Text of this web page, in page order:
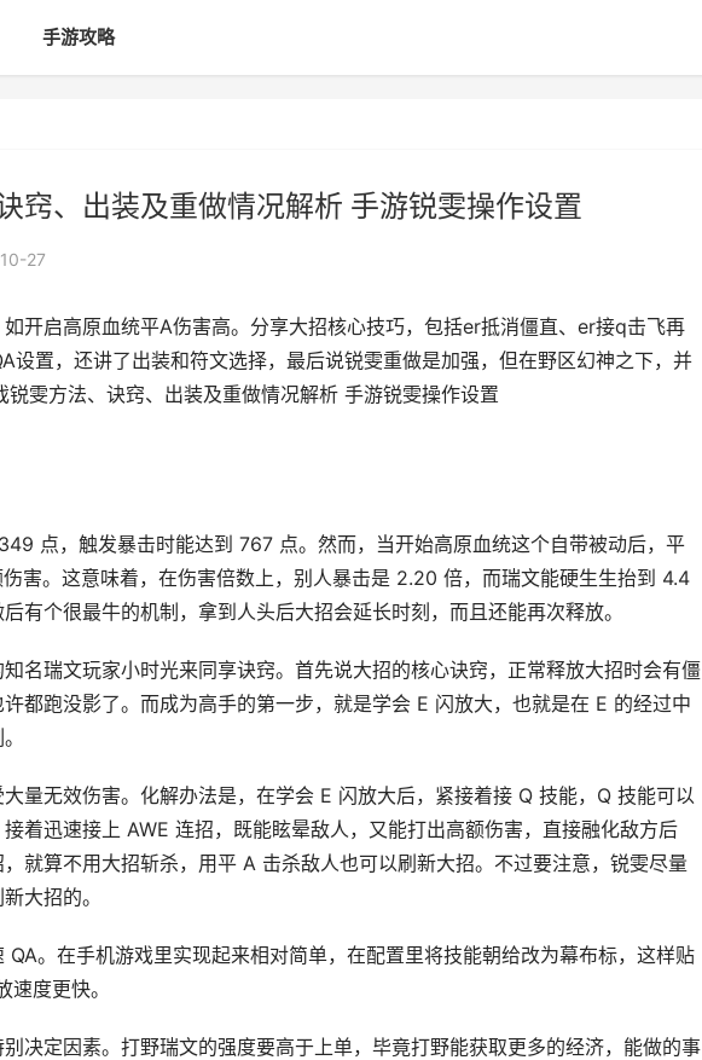
手游攻略
窍、出装及重做情况解析 手游锐雯操作设置
27
开启高原血统平A伤害高。分享大招核心技巧，包括er抵消僵直、er接q击飞再
设置，还讲了出装和符文选择，最后说锐雯重做是加强，但在野区幻神之下，并
雯方法、诀窍、出装及重做情况解析 手游锐雯操作设置
点，触发暴击时能达到 767 点。然而，当开始高原血统这个自带被动后，平
害。这意味着，在伤害倍数上，别人暴击是 2.20 倍，而瑞文能硬生生抬到 4.4
有个很最牛的机制，拿到人头后大招会延长时刻，而且还能再次释放。
名瑞文玩家小时光来同享诀窍。首先说大招的核心诀窍，正常释放大招时会有僵
都跑没影了。而成为高手的第一步，就是学会 E 闪放大，也就是在 E 的经过中
量无效伤害。化解办法是，在学会 E 闪放大后，紧接着接 Q 技能，Q 技能可以
着迅速接上 AWE 连招，既能眩晕敌人，又能打出高额伤害，直接融化敌方后
就算不用大招斩杀，用平 A 击杀敌人也可以刷新大招。不过要注意，锐雯尽量
大招的。
。在手机游戏里实现起来相对简单，在配置里将技能朝给改为幕布标，这样贴
度更快。
决定因素。打野瑞文的强度要高于上单，毕竟打野能获取更多的经济，能做的事